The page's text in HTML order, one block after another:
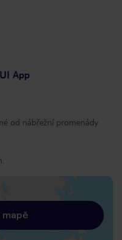
App
od nábřežní promenády